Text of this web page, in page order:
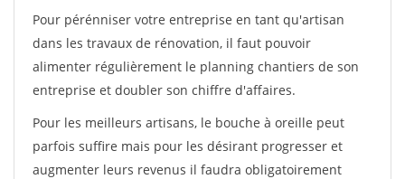
Pour pérénniser votre entreprise en tant qu'artisan
dans les travaux de rénovation, il faut pouvoir
alimenter régulièrement le planning chantiers de son
entreprise et doubler son chiffre d'affaires.
Pour les meilleurs artisans, le bouche à oreille peut
parfois suffire mais pour les désirant progresser et
augmenter leurs revenus il faudra obligatoirement